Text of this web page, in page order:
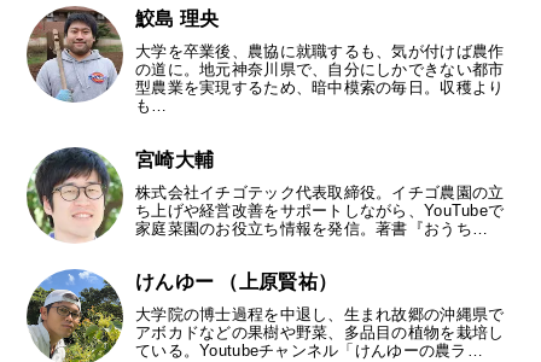
鮫島 理央
大学を卒業後、農協に就職するも、気が付けば農作
の道に。地元神奈川県で、自分にしかできない都市
型農業を実現するため、暗中模索の毎日。収穫より
も…
宮崎大輔
株式会社イチゴテック代表取締役。イチゴ農園の立
ち上げや経営改善をサポートしながら、YouTubeで
家庭菜園のお役立ち情報を発信。著書『おうち…
けんゆー （上原賢祐）
大学院の博士過程を中退し、生まれ故郷の沖縄県で
アボカドなどの果樹や野菜、多品目の植物を栽培し
ている。Youtubeチャンネル「けんゆーの農ラ…